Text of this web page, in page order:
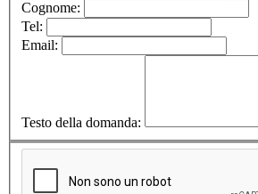
Cognome:
Tel:
Email:
Testo della domanda: